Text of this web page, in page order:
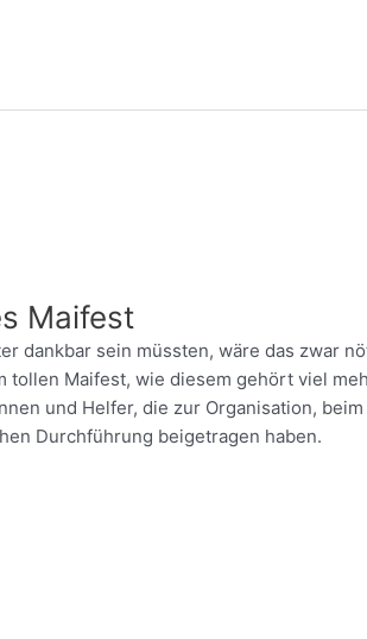
Maifest
dankbar sein müssten, wäre das zwar
tollen Maifest, wie diesem gehört viel
und Helfer, die zur Organisation,
Durchführung beigetragen haben.